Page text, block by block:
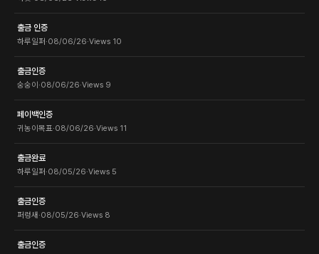
출금 인증
하루일퍼·08/06/26·Views 10
출금인증
숭숭이·08/06/26·Views 9
페이백인증
귀농이목표·08/06/26·Views 11
출금완료
하루일퍼·08/05/26·Views 5
출금인증
퍼렁새 ·08/05/26·Views 8
출금인증